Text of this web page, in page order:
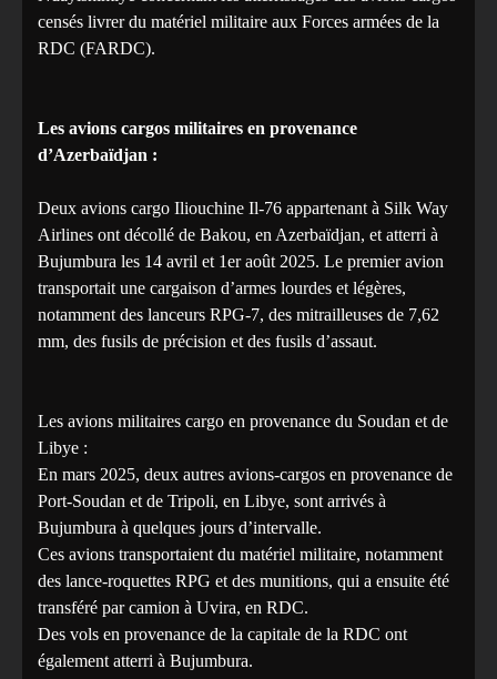
censés livrer du matériel militaire aux Forces armées de la
RDC (FARDC).
‎Les avions cargos militaires en provenance
d’Azerbaïdjan :
‎Deux avions cargo Iliouchine Il-76 appartenant à Silk Way
Airlines ont décollé de Bakou, en Azerbaïdjan, et atterri à
Bujumbura les 14 avril et 1er août 2025. Le premier avion
transportait une cargaison d’armes lourdes et légères,
notamment des lanceurs RPG-7, des mitrailleuses de 7,62
mm, des fusils de précision et des fusils d’assaut.
‎Les avions militaires cargo en provenance du Soudan et de
Libye :
‎En mars 2025, deux autres avions-cargos en provenance de
Port-Soudan et de Tripoli, en Libye, sont arrivés à
Bujumbura à quelques jours d’intervalle.
‎Ces avions transportaient du matériel militaire, notamment
des lance-roquettes RPG et des munitions, qui a ensuite été
transféré par camion à Uvira, en RDC.
‎Des vols en provenance de la capitale de la RDC ont
également atterri à Bujumbura.